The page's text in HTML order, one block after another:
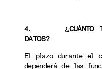
4. ¿CUÁNTO
DATOS?
El plazo durante el
dependerá de las